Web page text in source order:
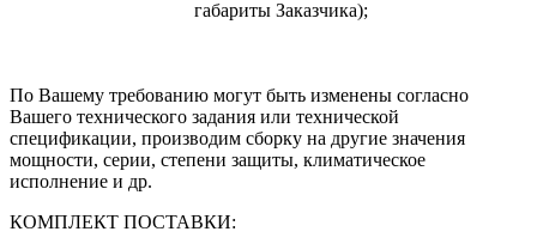
габариты Заказчика);
По Вашему требованию могут быть изменены согласно
Вашего технического задания или технической
спецификации, производим сборку на другие значения
мощности, серии, степени защиты, климатическое
исполнение и др.
КОМПЛЕКТ ПОСТАВКИ: